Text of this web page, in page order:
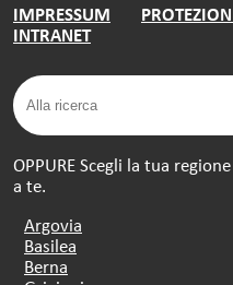
IMPRESSUM
INTRANET
OPPURE Scegli la tua
a te.
Argovia
Basilea
Berna